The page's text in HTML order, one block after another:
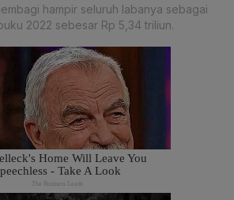
hampir seluruh labanya sebagai
2022 sebesar Rp 5,34 triliun.